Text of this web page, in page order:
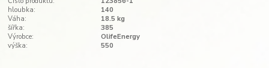
hloubka:
140
Váha:
18.5 kg
šířka:
385
Výrobce:
OlifeEnergy
výška:
550